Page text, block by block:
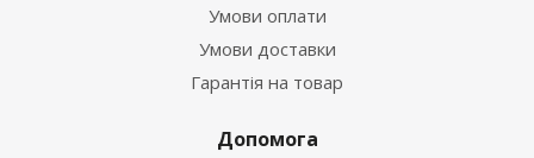
Умови оплати
Умови доставки
Гарантія на товар
Допомога